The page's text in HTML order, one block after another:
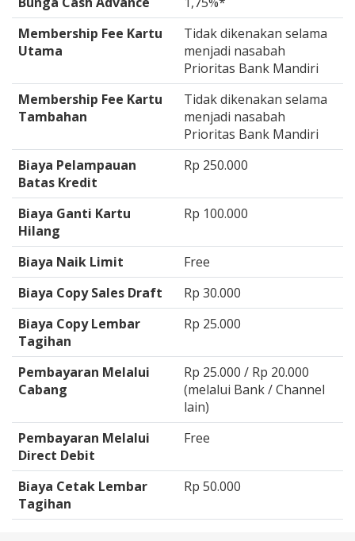
Membership Fee Kartu
Utama
Tidak dikenakan selama
menjadi nasabah
Prioritas Bank Mandiri
Membership Fee Kartu
Tambahan
Tidak dikenakan selama
menjadi nasabah
Prioritas Bank Mandiri
Biaya Pelampauan
Batas Kredit
Rp 250.000
Biaya Ganti Kartu
Hilang
Rp 100.000
Biaya Naik Limit
Free
Biaya Copy Sales Draft
Rp 30.000
Biaya Copy Lembar
Tagihan
Rp 25.000
Pembayaran Melalui
Cabang
Rp 25.000 / Rp 20.000
(melalui Bank / Channel
lain)
Pembayaran Melalui
Direct Debit
Free
Biaya Cetak Lembar
Tagihan
Rp 50.000